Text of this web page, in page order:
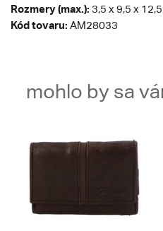
Rozmery (max.): 3,5 x 9,5 x
Kód tovaru: AM28033
mohlo by sa